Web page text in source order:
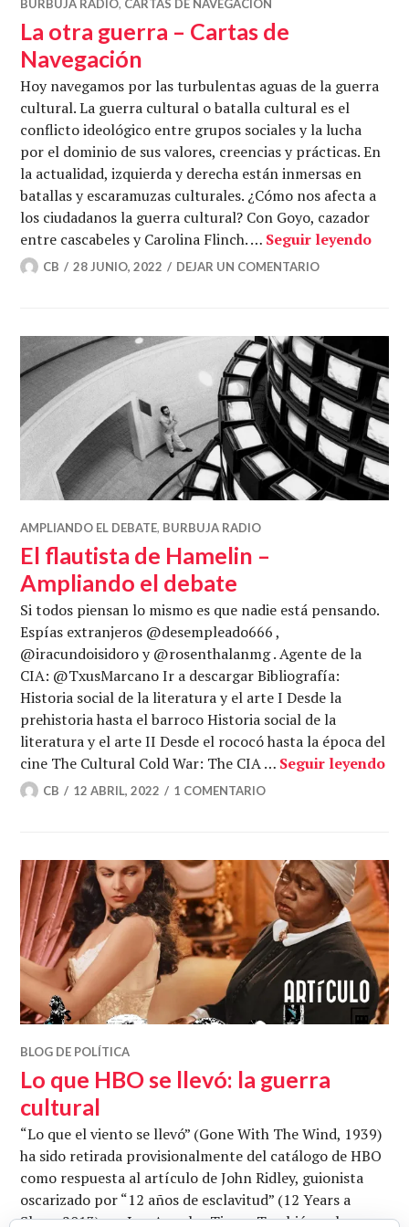
BURBUJA RADIO, CARTAS DE NAVEGACIÓN
La otra guerra – Cartas de
Navegación
Hoy navegamos por las turbulentas aguas de la guerra
cultural. La guerra cultural o batalla cultural es el
conflicto ideológico entre grupos sociales y la lucha
por el dominio de sus valores, creencias y prácticas. En
la actualidad, izquierda y derecha están inmersas en
batallas y escaramuzas culturales. ¿Cómo nos afecta a
los ciudadanos la guerra cultural? Con Goyo, cazador
entre cascabeles y Carolina Flinch. … Seguir leyendoLa
CB 28 JUNIO, 2022 DEJAR UN COMENTARIO
AMPLIANDO EL DEBATE, BURBUJA RADIO
El flautista de Hamelin –
Ampliando el debate
Si todos piensan lo mismo es que nadie está pensando.
Espías extranjeros @desempleado666 ,
@iracundoisidoro y @rosenthalanmg . Agente de la
CIA: @TxusMarcano Ir a descargar Bibliografía:
Historia social de la literatura y el arte I Desde la
prehistoria hasta el barroco Historia social de la
literatura y el arte II Desde el rococó hasta la época del
cine The Cultural Cold War: The CIA … Seguir leyendoEl
CB 12 ABRIL, 2022 1 COMENTARIO
BLOG DE POLÍTICA
Lo que HBO se llevó: la guerra
cultural
“Lo que el viento se llevó” (Gone With The Wind, 1939)
ha sido retirada provisionalmente del catálogo de HBO
como respuesta al artículo de John Ridley, guionista
oscarizado por “12 años de esclavitud” (12 Years a
Slave, 2013), en Los Angeles Times. También se ha